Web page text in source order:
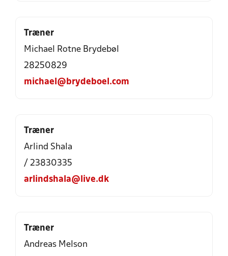
Træner
Michael Rotne Brydebøl
28250829
michael@brydeboel.com
Træner
Arlind Shala
/ 23830335
arlindshala@live.dk
Træner
Andreas Melson